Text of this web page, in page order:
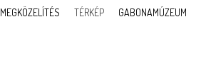
MEGKÖZELÍTÉS TÉRKÉP GABONAMÚZEUM